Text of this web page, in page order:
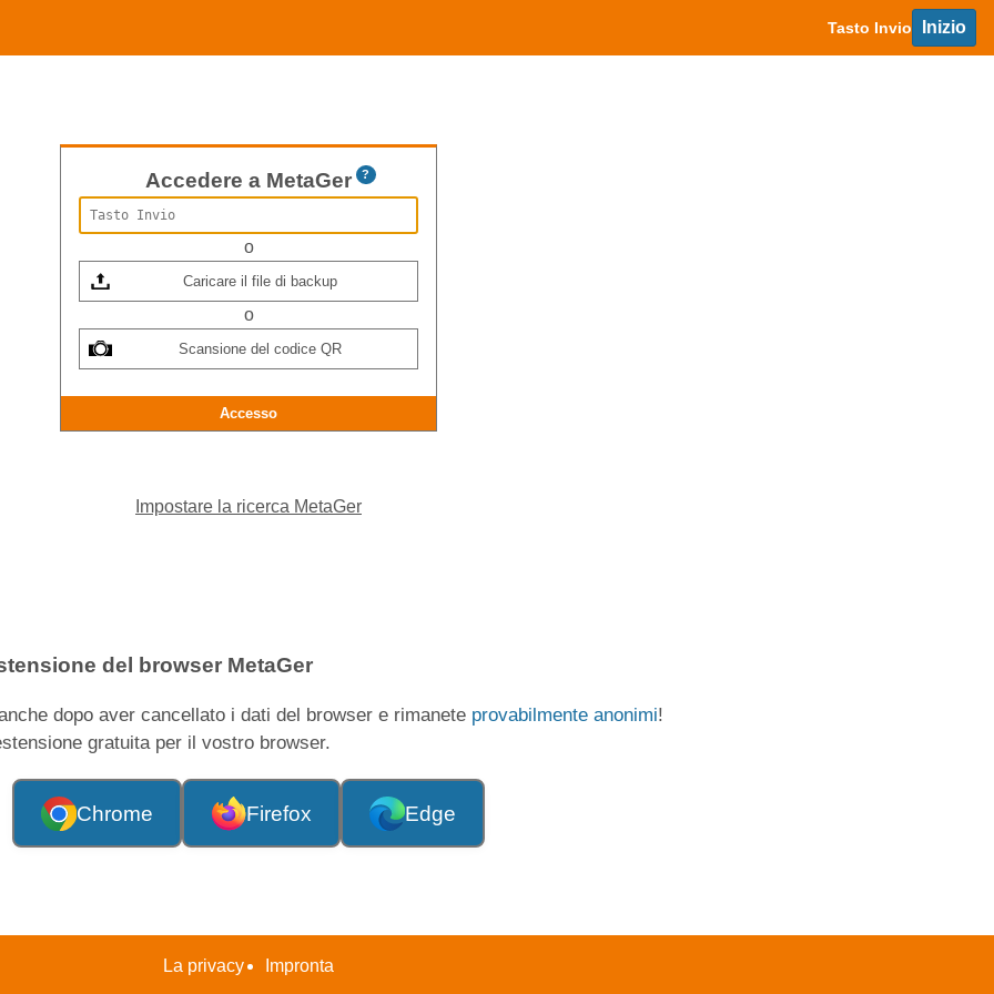
Tasto Invio Inizio
Accedere a MetaGer ?
o
Caricare il file di backup
o
Scansione del codice QR
Accesso
Impostare la ricerca MetaGer
del browser MetaGer
dopo aver cancellato i dati del browser e rimanete provabilmente anonimi!
gratuita per il vostro browser.
Chrome Firefox Edge
La privacy Impronta